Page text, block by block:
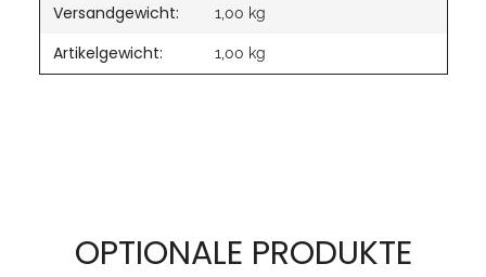
Versandgewicht: 1,00 kg
Artikelgewicht: 1,00 kg
OPTIONALE PRODUKTE